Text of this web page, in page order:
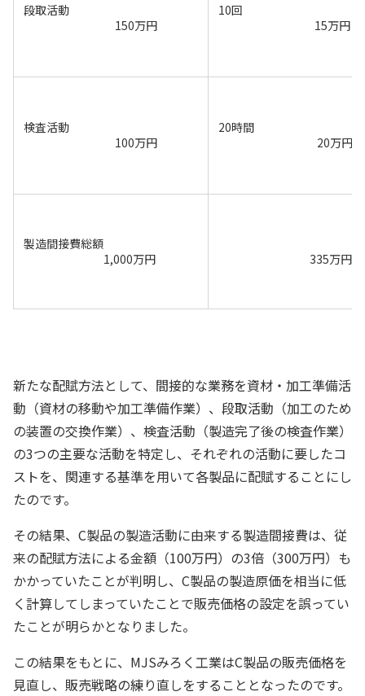
段取活動
150万円
10回
15万円
検査活動
100万円
20時間
20万円
製造間接費総額
1,000万円
335万円
新たな配賦方法として、間接的な業務を資材・加工準備活
動（資材の移動や加工準備作業）、段取活動（加工のため
の装置の交換作業）、検査活動（製造完了後の検査作業）
の3つの主要な活動を特定し、それぞれの活動に要したコ
ストを、関連する基準を用いて各製品に配賦することにし
たのです。
その結果、C製品の製造活動に由来する製造間接費は、従
来の配賦方法による金額（100万円）の3倍（300万円）も
かかっていたことが判明し、C製品の製造原価を相当に低
く計算してしまっていたことで販売価格の設定を誤ってい
たことが明らかとなりました。
この結果をもとに、MJSみろく工業はC製品の販売価格を
見直し、販売戦略の練り直しをすることとなったのです。